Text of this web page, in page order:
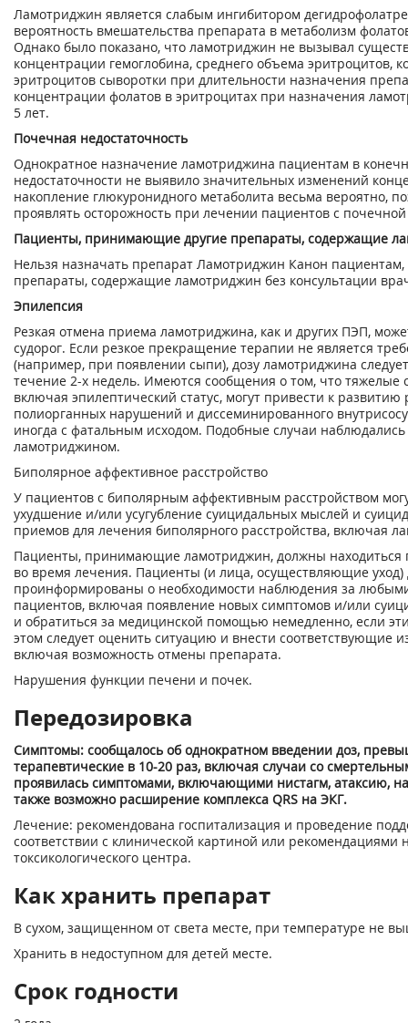
Ламотриджин является слабым ингибитором
вероятность вмешательства препарата в метаболизм
Однако было показано, что ламотриджин не вызывал
концентрации гемоглобина, среднего объема эритроцитов,
эритроцитов сыворотки при длительности назначения
концентрации фолатов в эритроцитах при назначения
5 лет.
Почечная недостаточность
Однократное назначение ламотриджина пациентам в
недостаточности не выявило значительных изменений
накопление глюкуронидного метаболита весьма вероятно,
проявлять осторожность при лечении пациентов с
Пациенты, принимающие другие препараты, содержащие
Нельзя назначать препарат Ламотриджин Канон
препараты, содержащие ламотриджин без консультации
Эпилепсия
Резкая отмена приема ламотриджина, как и других ПЭП,
судорог. Если резкое прекращение терапии не является
(например, при появлении сыпи), дозу ламотриджина
течение 2-х недель. Имеются сообщения о том, что тяжелые
включая эпилептический статус, могут привести к развитию
полиорганных нарушений и диссеминированного
иногда с фатальным исходом. Подобные случаи
ламотриджином.
Биполярное аффективное расстройство
У пациентов с биполярным аффективным расстройством
ухудшение и/или усугубление суицидальных мыслей и
приемов для лечения биполярного расстройства, включая
Пациенты, принимающие ламотриджин, должны находиться
во время лечения. Пациенты (и лица, осуществляющие
проинформированы о необходимости наблюдения за
пациентов, включая появление новых симптомов и/или
и обратиться за медицинской помощью немедленно, если
этом следует оценить ситуацию и внести соответствующие
включая возможность отмены препарата.
Нарушения функции печени и почек.
Передозировка
Симптомы: сообщалось об однократном введении доз,
терапевтические в 10-20 раз, включая случаи со
проявилась симптомами, включающими нистагм, атаксию,
также возможно расширение комплекса QRS на ЭКГ.
Лечение: рекомендована госпитализация и проведение
соответствии с клинической картиной или рекомендациями
токсикологического центра.
Как хранить препарат
В сухом, защищенном от света месте, при температуре не
Хранить в недоступном для детей месте.
Срок годности